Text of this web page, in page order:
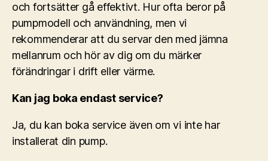
och fortsätter gå effektivt. Hur ofta beror på
pumpmodell och användning, men vi
rekommenderar att du servar den med jämna
mellanrum och hör av dig om du märker
förändringar i drift eller värme.
Kan jag boka endast service?
Ja, du kan boka service även om vi inte har
installerat din pump.